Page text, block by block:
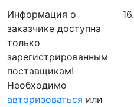
Информация о
заказчике доступна
только
зарегистрированным
поставщикам!
Необходимо
авторизоваться или